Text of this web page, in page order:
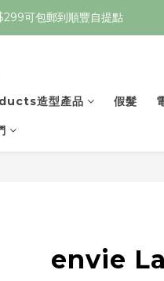
可包郵到順豐自提點
造型產品 假髮
envie